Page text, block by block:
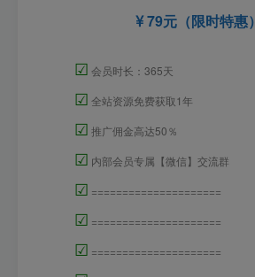
79元（限时特惠）
☑ 会员时长：365天
☑ 全站资源免费获取1年
☑ 推广佣金高达50％
☑ 内部会员专属【微信】交流群
☑ =====================
☑ =====================
☑ =====================